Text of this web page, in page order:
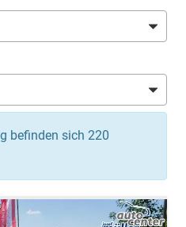
befinden sich 220